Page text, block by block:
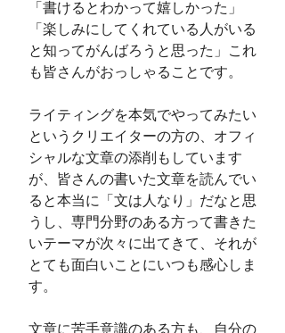
「書けるとわかって嬉しかった」
「楽しみにしてくれている人がいる
と知ってがんばろうと思った」これ
も皆さんがおっしゃることです。
ライティングを本気でやってみたい
というクリエイターの方の、オフィ
シャルな文章の添削もしています
が、皆さんの書いた文章を読んでい
ると本当に「文は人なり」だなと思
うし、専門分野のある方って書きた
いテーマが次々に出てきて、それが
とても面白いことにいつも感心しま
す。
文章に苦手意識のある方も、自分の